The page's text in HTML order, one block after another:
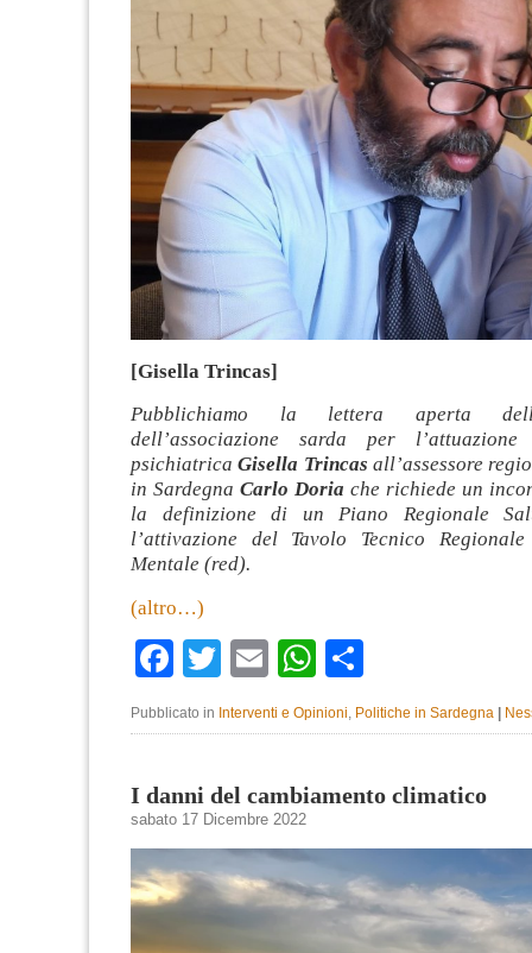
[Gisella Trincas]
Pubblichiamo la lettera aperta
dell’associazione sarda per
psichiatricaGisella Trincasall’assessore
in Sardegna Carlo Doria che richiede un
la definizione di un Piano Regionale
l’attivazione del Tavolo Tecnico
Mentale (red).
(altro…)
Facebook
Twitter
EmailWhatsApp
Pubblicato in Interventi e Opinioni Politiche in Sardegna |
I danni del cambiamento climatico
sabato 17 Dicembre 2022